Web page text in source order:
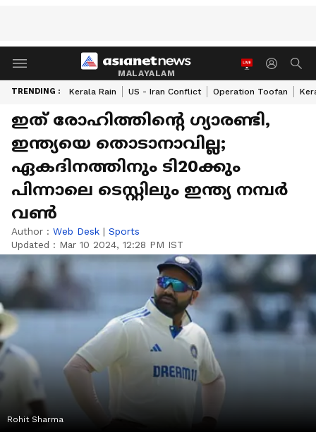
MALAYALAM
TRENDING : Kerala Rain US - Iran Conflict Operation Toofan
ഇത് രോഹിത്തിന്‍റെ ഗ്യാരണ്ടി,
ഇന്ത്യയെ തൊടാനാവില്ല;
ഏകദിനത്തിനും ടി20ക്കും
പിന്നാലെ ടെസ്റ്റിലും ഇന്ത്യ നമ്പർ
വൺ
Author : Web Desk | Sports
Updated : Mar 10 2024, 12:28 PM IST
Rohit Sharma